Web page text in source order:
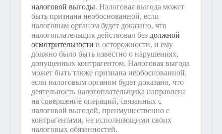
налоговой выгоды. Налоговая выгода может
быть признана необоснованной, если
налоговым органом будет доказано, что
налогоплательщик действовал без должной
осмотрительности и осторожности, и ему
должно было быть известно о нарушениях,
допущенных контрагентом. Налоговая выгода
может быть также признана необоснованной,
если налоговым органом будет доказано, что
деятельность налогоплательщика направлена
на совершение операций, связанных с
налоговой выгодой, преимущественно с
контрагентами, не исполняющими своих
налоговых обязанностей.